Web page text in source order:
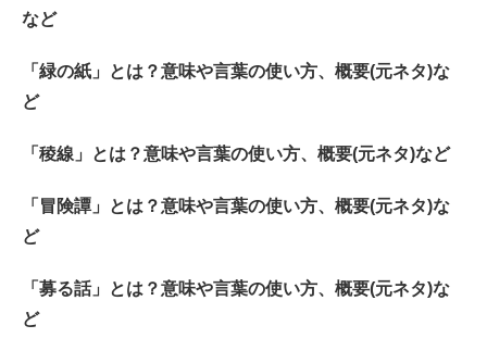
など
「緑の紙」とは？意味や言葉の使い方、概要(元ネタ)な
ど
「稜線」とは？意味や言葉の使い方、概要(元ネタ)など
「冒険譚」とは？意味や言葉の使い方、概要(元ネタ)な
ど
「募る話」とは？意味や言葉の使い方、概要(元ネタ)な
ど